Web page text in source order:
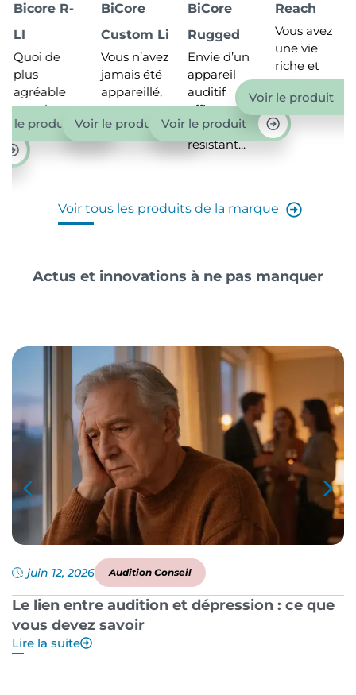
Bicore R-
LI
Quoi de
plus
agréable
que de
savoir...
le produit
BiCore
Custom Li
Vous n’avez
jamais été
appareillé,
et
craignez...
Voir le produit
BiCore
Rugged
Envie d’un
appareil
auditif
efficace,
mais
résistant...
Voir le produit
Reach
Vous avez
une vie
riche et
animée,...
Voir le produit
Voir tous les produits de la marque
Actus et innovations à ne pas manquer
juin 12, 2026 Audition Conseil
Le lien entre audition et dépression : ce que
vous devez savoir
Lire la suite